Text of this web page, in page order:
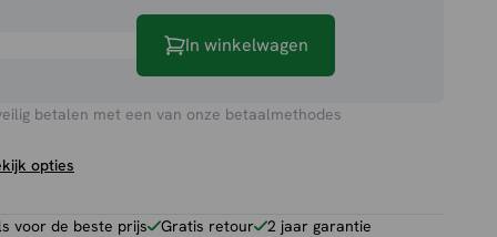
In winkelwagen
betalen met een van onze betaalmethodes
opties
voor de beste prijs Gratis retour 2 jaar garantie